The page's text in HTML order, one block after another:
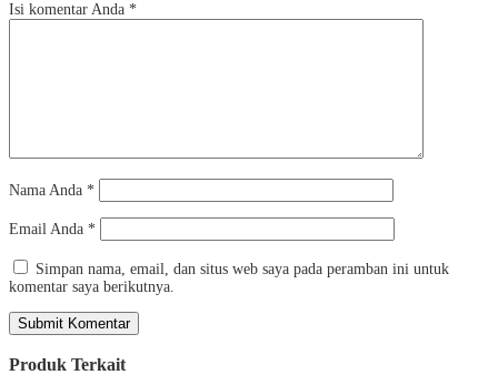
Isi komentar Anda *
Nama Anda *
Email Anda *
Simpan nama, email, dan situs web saya pada peramban ini untuk
komentar saya berikutnya.
Produk Terkait